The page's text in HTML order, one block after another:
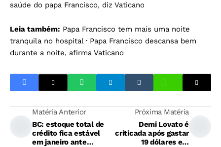
saúde do papa Francisco, diz Vaticano
Leia também: Papa Francisco tem mais uma noite
tranquila no hospital· Papa Francisco descansa bem
durante a noite, afirma Vaticano
Matéria Anterior
BC: estoque total de
crédito fica estável
em janeiro ante
Próxima Matéria
Demi Lovato é
criticada após gastar
19 dólares em